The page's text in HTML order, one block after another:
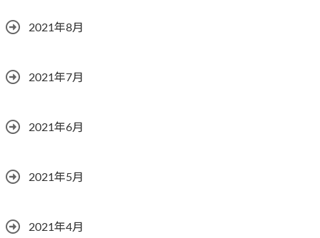
2021年8月
2021年7月
2021年6月
2021年5月
2021年4月